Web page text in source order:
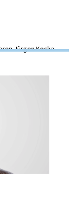
Jürgen Kocka.